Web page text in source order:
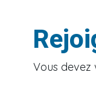
Vous devez